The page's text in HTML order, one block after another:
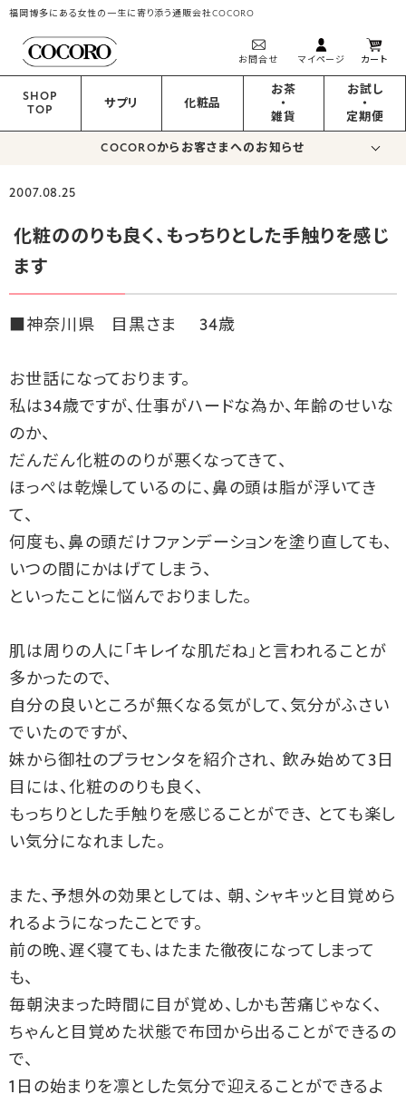
福岡博多にある女性の一生に寄り添う通販会社COCORO
お問合せ マイページ カート
SHOP
TOP
サプリ 化粧品
お茶
・
雑貨
お試し
・
定期便
COCOROからお客さまへのお知らせ
2007.08.25
化粧ののりも良く、もっちりとした手触りを感じ
ます
■神奈川県 目黒さま 34歳
お世話になっております。
私は34歳ですが、仕事がハードな為か、年齢のせいな
のか、
だんだん化粧ののりが悪くなってきて、
ほっぺは乾燥しているのに、鼻の頭は脂が浮いてき
て、
何度も、鼻の頭だけファンデーションを塗り直しても、
いつの間にかはげてしまう、
といったことに悩んでおりました。
肌は周りの人に「キレイな肌だね」と言われることが
多かったので、
自分の良いところが無くなる気がして、気分がふさい
でいたのですが、
妹から御社のプラセンタを紹介され、 飲み始めて3日
目には、化粧ののりも良く、
もっちりとした手触りを感じることができ、 とても楽し
い気分になれました。
また、予想外の効果としては、 朝、シャキッと目覚めら
れるようになったことです。
前の晩、遅く寝ても、はたまた徹夜になってしまって
も、
毎朝決まった時間に目が覚め、しかも苦痛じゃなく、
ちゃんと目覚めた状態で布団から出ることができるの
で、
1日の始まりを凛とした気分で迎えることができるよ